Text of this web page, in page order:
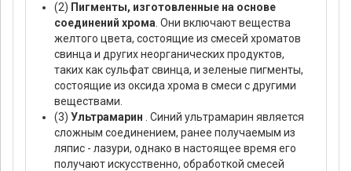
(2) Пигменты, изготовленные на основе
соединений хрома . Они включают вещества
желтого цвета, состоящие из смесей хроматов
свинца и других неорганических продуктов,
таких как сульфат свинца, и зеленые пигменты,
состоящие из оксида хрома в смеси с другими
веществами.
(3) Ультрамарин . Синий ультрамарин является
сложным соединением, ранее получаемым из
ляпис - лазури, однако в настоящее время его
получают искусственно, обработкой смесей